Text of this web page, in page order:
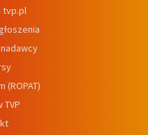
tvp.pl
(ROPAT)
TVP